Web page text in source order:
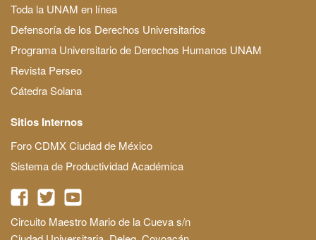
Toda la UNAM en línea
Defensoría de los Derechos Universitarios
Programa Universitario de Derechos Humanos UNAM
Revista Perseo
Cátedra Solana
Sitios Internos
Foro CDMX Ciudad de México
Sistema de Productividad Académica
Circuito Maestro Mario de la Cueva s/n